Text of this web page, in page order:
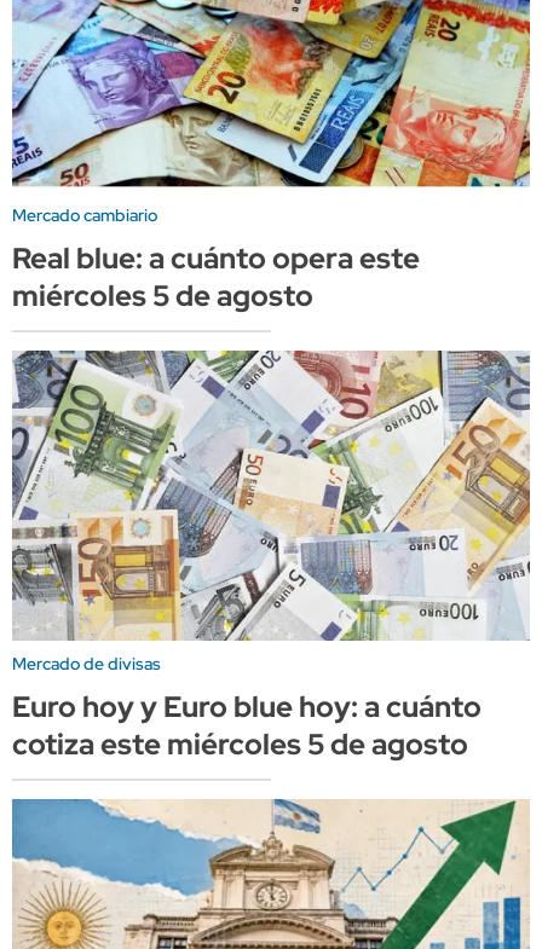
Mercado cambiario
Real blue: a cuánto opera este
miércoles 5 de agosto
Mercado de divisas
Euro hoy y Euro blue hoy: a cuánto
cotiza este miércoles 5 de agosto